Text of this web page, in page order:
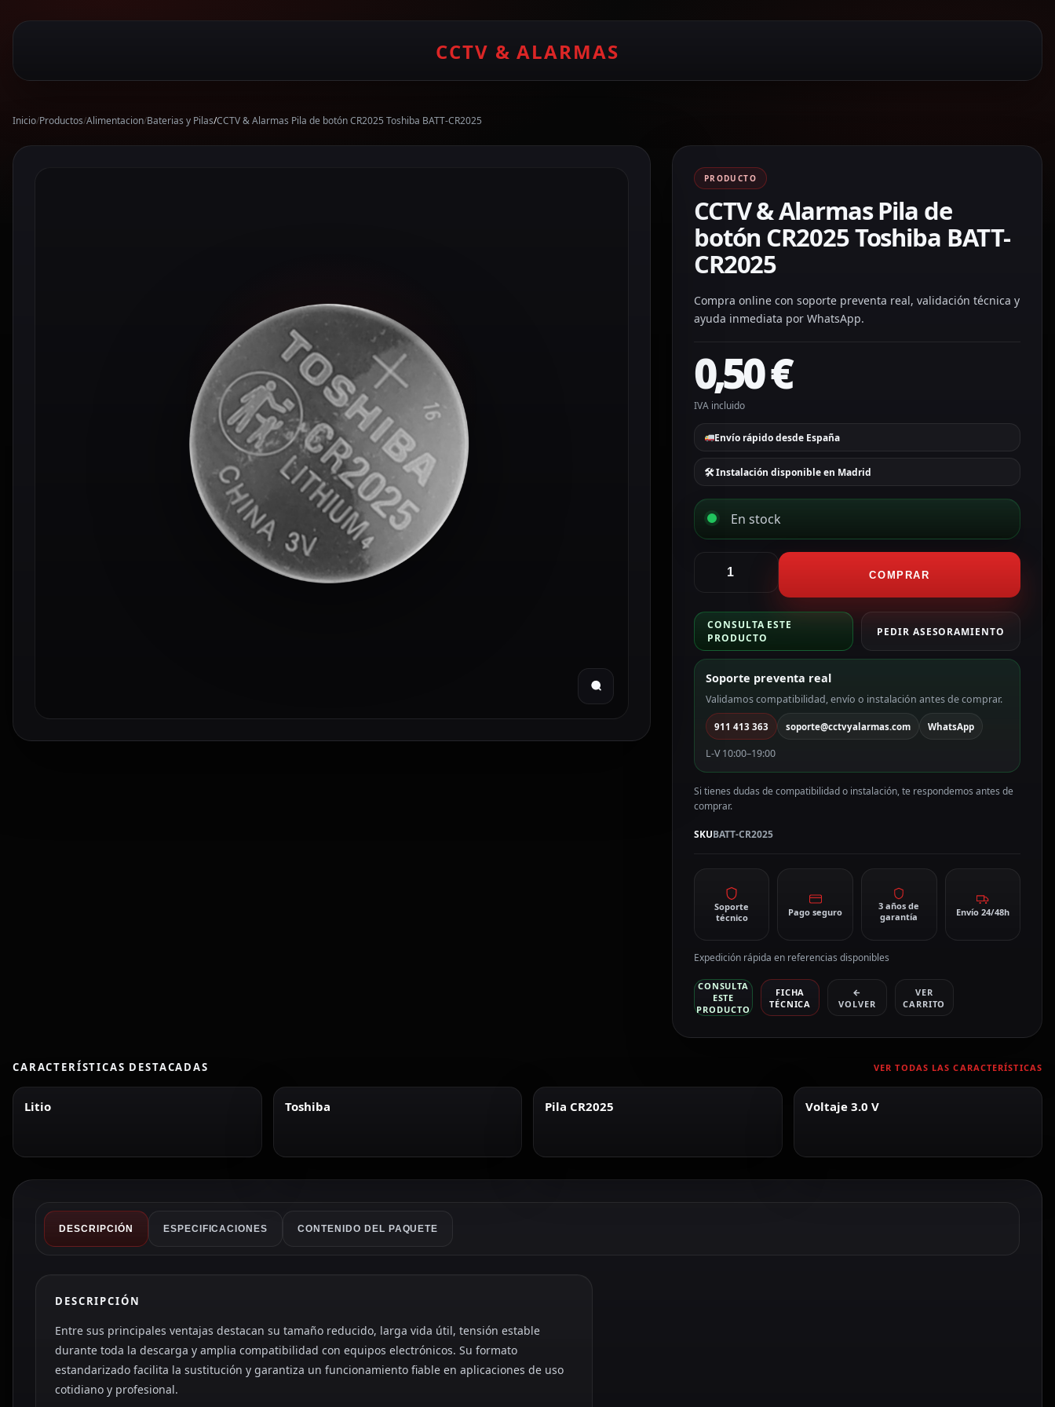
CCTV & ALARMAS
Inicio/Productos/Alimentacion/Baterias y Pilas/CCTV & Alarmas Pila de botón CR2025 Toshiba BATT-CR2025
PRODUCTO
CCTV & Alarmas Pila de
botón CR2025 Toshiba BATT-
CR2025
Compra online con soporte preventa real, validación técnica y
ayuda inmediata por WhatsApp.
0,50€
IVA incluido
Envío rápido desde España
🛠 Instalación disponible en Madrid
En stock
Pila
de
botón
CR2025
Toshiba
BATT-
CR2025
cantidad
COMPRAR
CONSULTA ESTE
PRODUCTO
PEDIR ASESORAMIENTO
Soporte preventa real
Validamos compatibilidad, envío o instalación antes de comprar.
911 413 363 soporte@cctvyalarmas.com WhatsApp
L-V 10:00–19:00
Si tienes dudas de compatibilidad o instalación, te respondemos antes de
comprar.
SKUBATT-CR2025
Soporte
técnico
Pago seguro
3 años de
garantía
Envío 24/48h
Expedición rápida en referencias disponibles
CONSULTA
ESTE
PRODUCTO
FICHA
TÉCNICA
←
VOLVER
VER
CARRITO
CARACTERÍSTICAS DESTACADAS VER TODAS LAS CARACTERÍSTICAS
Litio Toshiba Pila CR2025 Voltaje 3.0 V
DESCRIPCIÓN ESPECIFICACIONES CONTENIDO DEL PAQUETE
DESCRIPCIÓN
Entre sus principales ventajas destacan su tamaño reducido, larga vida útil, tensión estable
durante toda la descarga y amplia compatibilidad con equipos electrónicos. Su formato
estandarizado facilita la sustitución y garantiza un funcionamiento fiable en aplicaciones de uso
cotidiano y profesional.